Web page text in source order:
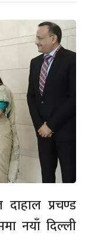
दाहाल प्रचण्ड
नयाँ दिल्ली